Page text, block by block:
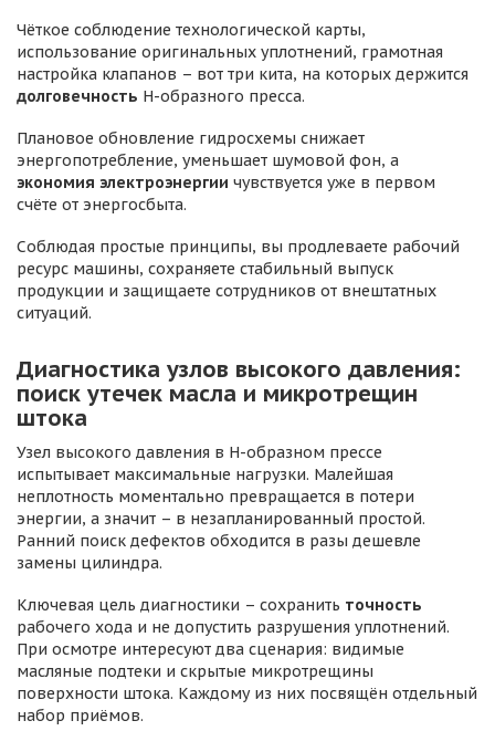
Чёткое соблюдение технологической карты,
использование оригинальных уплотнений, грамотная
настройка клапанов – вот три кита, на которых держится
долговечность H-образного пресса.
Плановое обновление гидросхемы снижает
энергопотребление, уменьшает шумовой фон, а
экономия электроэнергии чувствуется уже в первом
счёте от энергосбыта.
Соблюдая простые принципы, вы продлеваете рабочий
ресурс машины, сохраняете стабильный выпуск
продукции и защищаете сотрудников от внештатных
ситуаций.
Диагностика узлов высокого давления:
поиск утечек масла и микротрещин
штока
Узел высокого давления в H-образном прессе
испытывает максимальные нагрузки. Малейшая
неплотность моментально превращается в потери
энергии, а значит – в незапланированный простой.
Ранний поиск дефектов обходится в разы дешевле
замены цилиндра.
Ключевая цель диагностики – сохранить точность
рабочего хода и не допустить разрушения уплотнений.
При осмотре интересуют два сценария: видимые
масляные подтеки и скрытые микротрещины
поверхности штока. Каждому из них посвящён отдельный
набор приёмов.